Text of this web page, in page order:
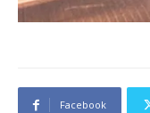
Facebook